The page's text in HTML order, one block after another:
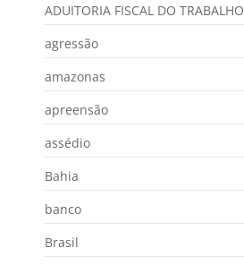
ADUITORIA FISCAL DO TRABALHO
agressão
amazonas
apreensão
assédio
Bahia
banco
Brasil